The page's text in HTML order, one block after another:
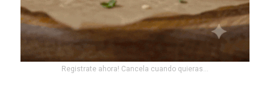
Registrate ahora! Cancela cuando quieras...